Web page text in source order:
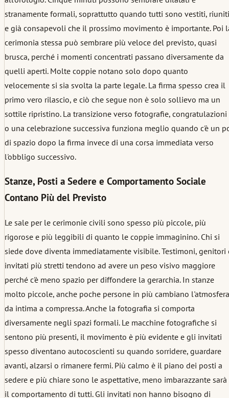
stranamente formali, soprattutto quando tutti sono vestiti, riuniti
e già consapevoli che il prossimo movimento è importante. Poi
cerimonia stessa può sembrare più veloce del previsto, quasi
brusca, perché i momenti concentrati passano diversamente da
quelli aperti. Molte coppie notano solo dopo quanto
velocemente si sia svolta la parte legale. La firma spesso crea il
primo vero rilascio, e ciò che segue non è solo sollievo ma un
sottile ripristino. La transizione verso fotografie, congratulazioni
o una celebrazione successiva funziona meglio quando c'è un
di spazio dopo la firma invece di una corsa immediata verso
l'obbligo successivo.
Stanze, Posti a Sedere e Comportamento Sociale
Contano Più del Previsto
Le sale per le cerimonie civili sono spesso più piccole, più
rigorose e più leggibili di quanto le coppie immaginino. Chi si
siede dove diventa immediatamente visibile. Testimoni, genitori
invitati più stretti tendono ad avere un peso visivo maggiore
perché c'è meno spazio per diffondere la gerarchia. In stanze
molto piccole, anche poche persone in più cambiano l'atmosfera
da intima a compressa. Anche la fotografia si comporta
diversamente negli spazi formali. Le macchine fotografiche si
sentono più presenti, il movimento è più evidente e gli invitati
spesso diventano autocoscienti su quando sorridere, guardare
avanti, alzarsi o rimanere fermi. Più calmo è il piano dei posti a
sedere e più chiare sono le aspettative, meno imbarazzante sarà
il comportamento di tutti. Gli invitati non hanno bisogno di